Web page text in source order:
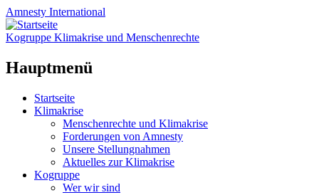
Amnesty International
Kogruppe Klimakrise und Menschenrechte
Hauptmenü
Zum
Inhalt
Startseite
Klimakrise
Menschenrechte und Klimakrise
Forderungen von Amnesty
Unsere Stellungnahmen
Aktuelles zur Klimakrise
Kogruppe
Wer wir sind